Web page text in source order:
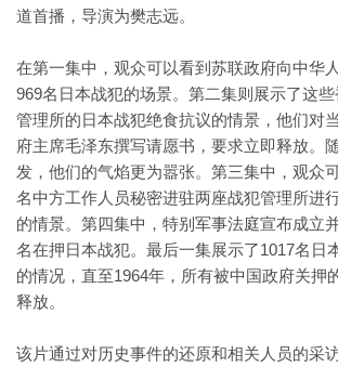
道首播，导演为樊志远。
在第一集中，观众可以看到苏联政府向中华
969名日本战犯的场景。第二集则展示了这
管理所的日本战犯绝食抗议的情景，他们对
府主席毛泽东撰写请愿书，要求立即释放。
发，他们的气焰更为嚣张。第三集中，观众
名中方工作人员秘密进驻两座战犯管理所进
的情景。第四集中，特别军事法庭宣布成立
名在押日本战犯。最后一集展示了1017名日
的情况，直至1964年，所有被中国政府关押
释放。
该片通过对历史事件的还原和相关人员的采